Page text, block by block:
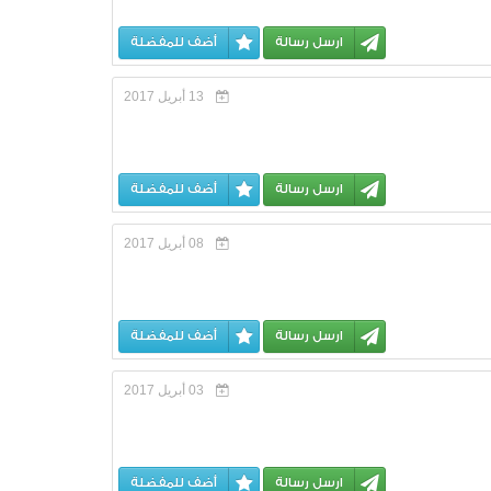
ارسل رسالة أضف للمفضلة
ارسل رسالة أضف للمفضلة
ارسل رسالة أضف للمفضلة
ارسل رسالة أضف للمفضلة